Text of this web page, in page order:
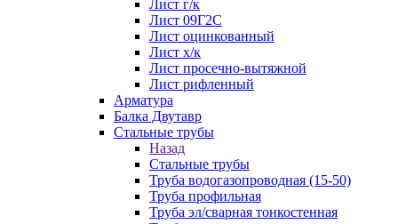
Лист г/к
Лист 09Г2С
Лист оцинкованный
Лист х/к
Лист просечно-вытяжной
Лист рифленный
Арматура
Балка Двутавр
Стальные трубы
Назад
Стальные трубы
Труба водогазопроводная (15-50)
Труба профильная
Труба эл/сварная тонкостенная